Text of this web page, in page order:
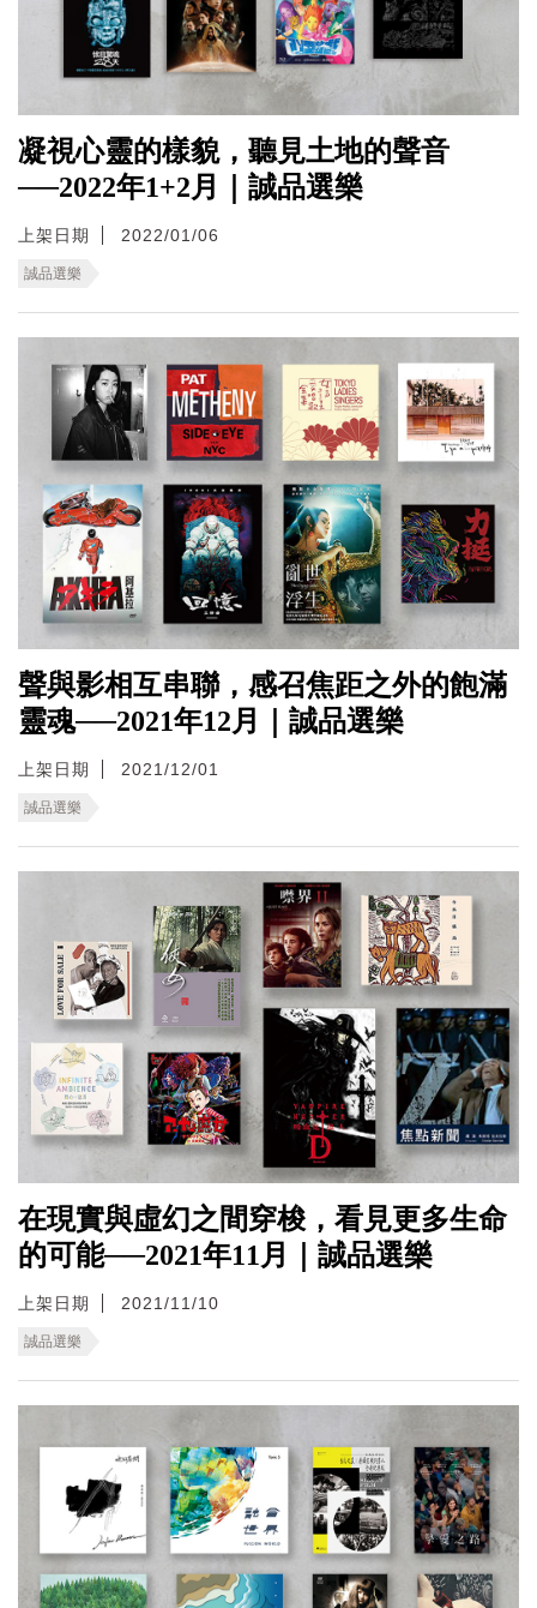
凝視心靈的樣貌，聽見土地的聲音
──2022年1+2月｜誠品選樂
上架日期 2022/01/06
誠品選樂
聲與影相互串聯，感召焦距之外的飽滿
靈魂──2021年12月｜誠品選樂
上架日期 2021/12/01
誠品選樂
在現實與虛幻之間穿梭，看見更多生命
的可能──2021年11月｜誠品選樂
上架日期 2021/11/10
誠品選樂